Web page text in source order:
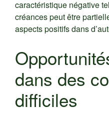
caractéristique négative
créances peut être
aspects positifs dans
dans des
difficiles